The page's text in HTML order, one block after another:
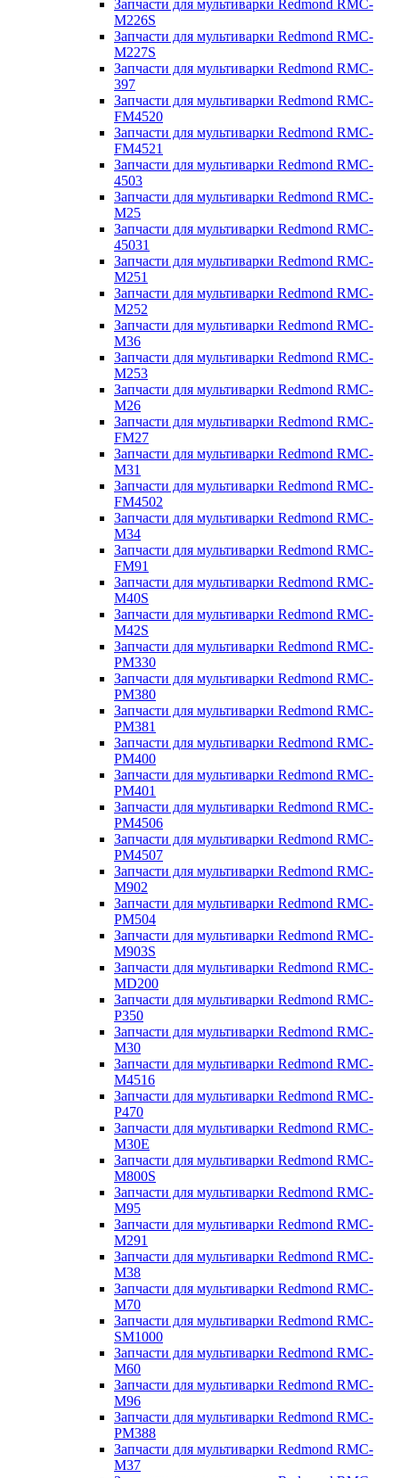
Запчасти для мультиварки Redmond RMC-
M226S
Запчасти для мультиварки Redmond RMC-
M227S
Запчасти для мультиварки Redmond RMC-
397
Запчасти для мультиварки Redmond RMC-
FM4520
Запчасти для мультиварки Redmond RMC-
FM4521
Запчасти для мультиварки Redmond RMC-
4503
Запчасти для мультиварки Redmond RMC-
M25
Запчасти для мультиварки Redmond RMC-
45031
Запчасти для мультиварки Redmond RMC-
M251
Запчасти для мультиварки Redmond RMC-
M252
Запчасти для мультиварки Redmond RMC-
M36
Запчасти для мультиварки Redmond RMC-
M253
Запчасти для мультиварки Redmond RMC-
M26
Запчасти для мультиварки Redmond RMC-
FM27
Запчасти для мультиварки Redmond RMC-
M31
Запчасти для мультиварки Redmond RMC-
FM4502
Запчасти для мультиварки Redmond RMC-
M34
Запчасти для мультиварки Redmond RMC-
FM91
Запчасти для мультиварки Redmond RMC-
M40S
Запчасти для мультиварки Redmond RMC-
M42S
Запчасти для мультиварки Redmond RMC-
PM330
Запчасти для мультиварки Redmond RMC-
PM380
Запчасти для мультиварки Redmond RMC-
PM381
Запчасти для мультиварки Redmond RMC-
PM400
Запчасти для мультиварки Redmond RMC-
PM401
Запчасти для мультиварки Redmond RMC-
PM4506
Запчасти для мультиварки Redmond RMC-
PM4507
Запчасти для мультиварки Redmond RMC-
M902
Запчасти для мультиварки Redmond RMC-
PM504
Запчасти для мультиварки Redmond RMC-
M903S
Запчасти для мультиварки Redmond RMC-
MD200
Запчасти для мультиварки Redmond RMC-
P350
Запчасти для мультиварки Redmond RMC-
M30
Запчасти для мультиварки Redmond RMC-
M4516
Запчасти для мультиварки Redmond RMC-
P470
Запчасти для мультиварки Redmond RMC-
M30E
Запчасти для мультиварки Redmond RMC-
M800S
Запчасти для мультиварки Redmond RMC-
M95
Запчасти для мультиварки Redmond RMC-
M291
Запчасти для мультиварки Redmond RMC-
M38
Запчасти для мультиварки Redmond RMC-
M70
Запчасти для мультиварки Redmond RMC-
SM1000
Запчасти для мультиварки Redmond RMC-
M60
Запчасти для мультиварки Redmond RMC-
M96
Запчасти для мультиварки Redmond RMC-
PM388
Запчасти для мультиварки Redmond RMC-
M37